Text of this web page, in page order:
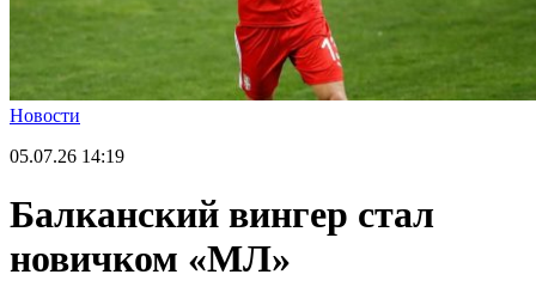
Новости
05.07.26 14:19
Балканский вингер стал
новичком «МЛ»